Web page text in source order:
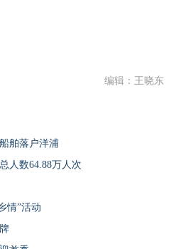
编辑：王晓东
舶落户洋浦
人数64.88万人次
情”活动